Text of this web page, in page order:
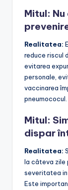
Mitul:
Realitatea:
reduce riscul
evitarea
personale,
vaccinarea
pneumococul.
Mitul:
dispar
Realitatea:
la câteva zile
severitatea
Este